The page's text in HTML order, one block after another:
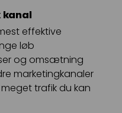
kanal
effektive
løb
og omsætning
marketingkanaler
trafik du kan